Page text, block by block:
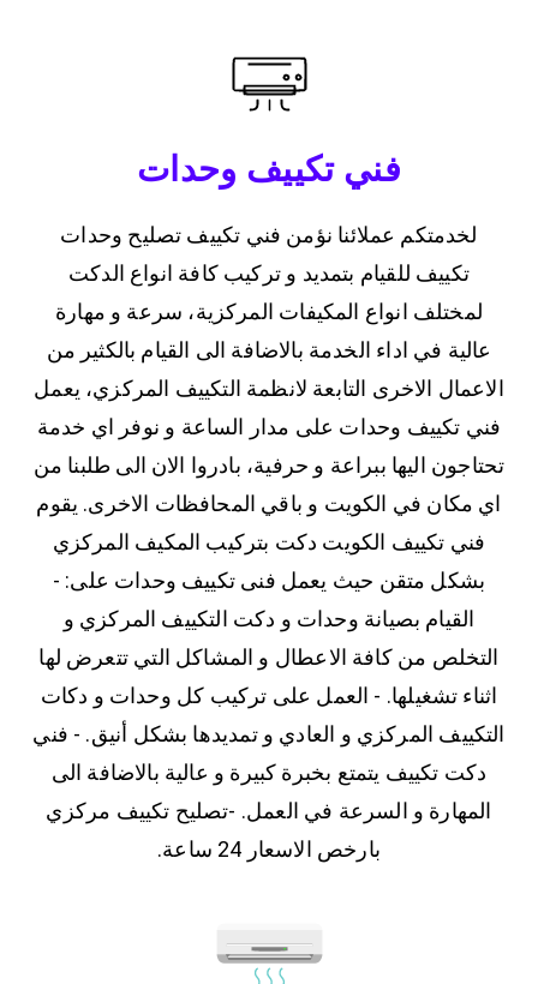
فني تكييف وحدات
لخدمتكم عملائنا نؤمن فني تكييف تصليح وحدات
تكييف للقيام بتمديد و تركيب كافة انواع الدكت
لمختلف انواع المكيفات المركزية، سرعة و مهارة
عالية في اداء الخدمة بالاضافة الى القيام بالكثير من
الاعمال الاخرى التابعة لانظمة التكييف المركزي، يعمل
فني تكييف وحدات على مدار الساعة و نوفر اي خدمة
تحتاجون اليها ببراعة و حرفية، بادروا الان الى طلبنا من
اي مكان في الكويت و باقي المحافظات الاخرى. يقوم
فني تكييف الكويت دكت بتركيب المكيف المركزي
بشكل متقن حيث يعمل فنى تكييف وحدات على: -
القيام بصيانة وحدات و دكت التكييف المركزي و
التخلص من كافة الاعطال و المشاكل التي تتعرض لها
اثناء تشغيلها. - العمل على تركيب كل وحدات و دكات
التكييف المركزي و العادي و تمديدها بشكل أنيق. - فني
دكت تكييف يتمتع بخبرة كبيرة و عالية بالاضافة الى
المهارة و السرعة في العمل. -تصليح تكييف مركزي
بارخص الاسعار 24 ساعة.